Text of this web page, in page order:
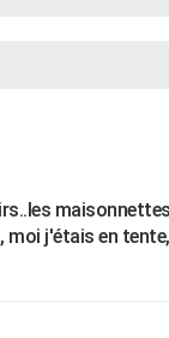
j'étais en